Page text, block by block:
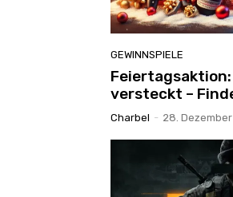
GEWINNSPIELE
versteckt –
Charbel - 28.